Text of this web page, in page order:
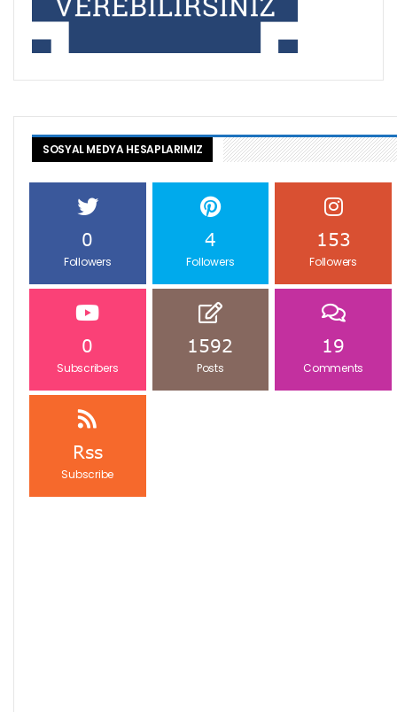
SOSYAL MEDYA HESAPLARIMIZ
0
Followers
4
Followers
153
Followers
0
Subscribers
1592
Posts
19
Comments
Rss
Subscribe